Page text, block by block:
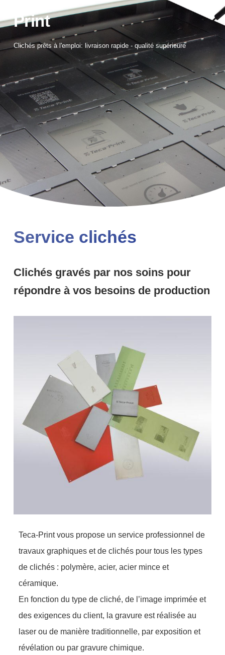
Print
Clichés prêts à l'emploi: livraison rapide - qualité supérieure
Service clichés
Clichés gravés par nos soins pour
répondre à vos besoins de production
Teca-Print vous propose un service professionnel de
travaux graphiques et de clichés pour tous les types
de clichés : polymère, acier, acier mince et
céramique.
En fonction du type de cliché, de l’image imprimée et
des exigences du client, la gravure est réalisée au
laser ou de manière traditionnelle, par exposition et
révélation ou par gravure chimique.